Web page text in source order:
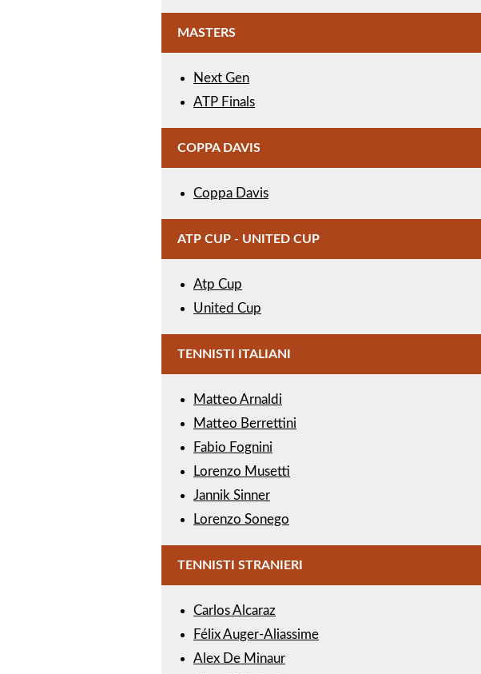
MASTERS
Next Gen
ATP Finals
COPPA DAVIS
Coppa Davis
ATP CUP - UNITED CUP
Atp Cup
United Cup
TENNISTI ITALIANI
Matteo Arnaldi
Matteo Berrettini
Fabio Fognini
Lorenzo Musetti
Jannik Sinner
Lorenzo Sonego
TENNISTI STRANIERI
Carlos Alcaraz
Félix Auger-Aliassime
Alex De Minaur